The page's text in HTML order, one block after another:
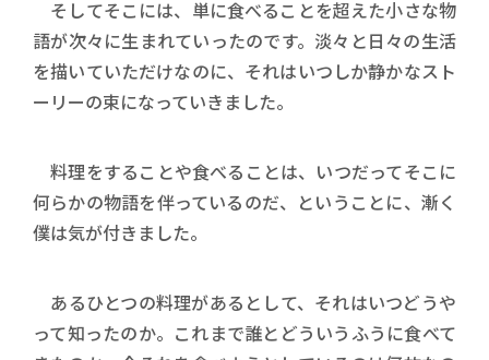
そしてそこには、単に食べることを超えた小さな物
語が次々に生まれていったのです。淡々と日々の生活
を描いていただけなのに、それはいつしか静かなスト
ーリーの束になっていきました。
料理をすることや食べることは、いつだってそこに
何らかの物語を伴っているのだ、ということに、漸く
僕は気が付きました。
あるひとつの料理があるとして、それはいつどうや
って知ったのか。これまで誰とどういうふうに食べて